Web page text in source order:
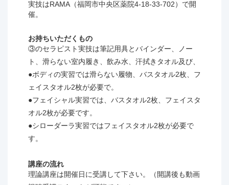
実技はRAMA（福岡市中央区薬院4-18-33-702）で開
催。
お持ちいただくもの
③のセラピスト実技は筆記用具とバインダー、ノー
ト、滑らない室内履き、飲み水、汗拭きタオル及び、
●ボディの実習では滑らない履物、バスタオル2枚、フ
ェイスタオル2枚が必要で。
●フェイシャル実習では、バスタオル2枚、フェイスタ
オル2枚が必要です。
●シローダーラ実習ではフェイスタオル2枚が必要で
す。
講座の流れ
理論講座は開催日に受講して下さい。（開講後も動画